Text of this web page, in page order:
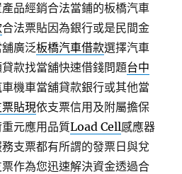
品經銷合法當鋪的板橋汽車
合法票貼因為銀行或是民間金
廣泛板橋汽車借款選擇汽車
款找當舖快速借錢問題台中
機車當舖貸款銀行或其他當
貼現依支票信用及附屬擔保
元應用品質Load Cell感應器
支票都有所謂的發票日與兌
作為您迅速解決資金透過合